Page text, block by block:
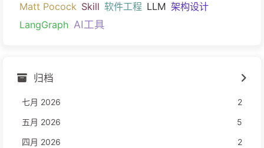
Matt Pocock Skill 软件工程 LLM 架构设计
LangGraph AI工具
归档
七月 2026
2
五月 2026
5
四月 2026
2